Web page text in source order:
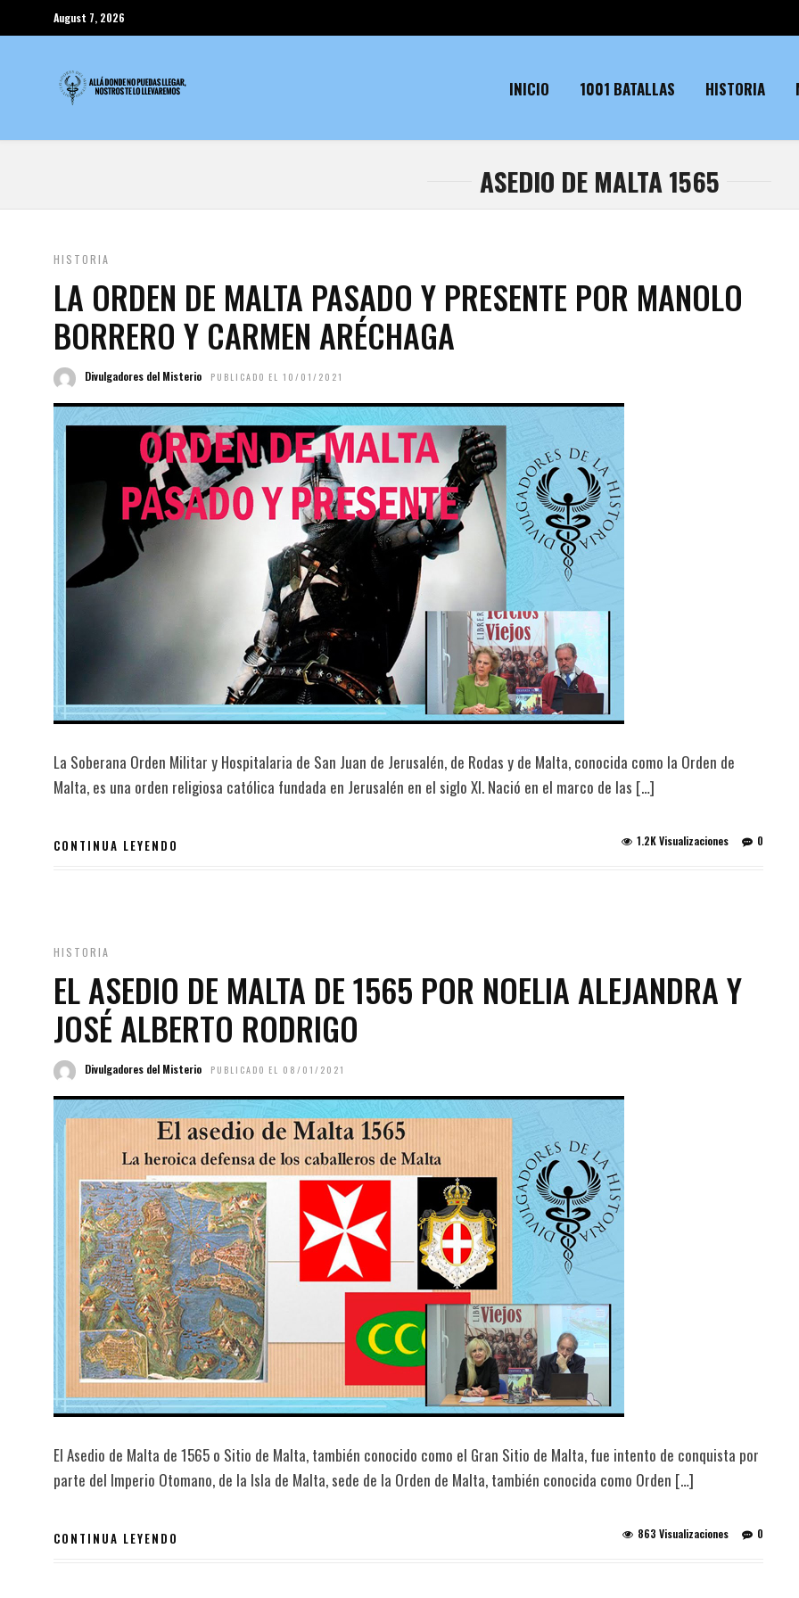
August 7, 2026
INICIO 1001 BATALLAS HISTORIA
ASEDIO DE MALTA 1565
HISTORIA
LA ORDEN DE MALTA PASADO Y PRESENTE POR MANOLO
BORRERO Y CARMEN ARÉCHAGA
Divulgadores del Misterio PUBLICADO EL 10/01/2021
La Soberana Orden Militar y Hospitalaria de San Juan de Jerusalén, de Rodas y de Malta, conocida como la Orden de
Malta, es una orden religiosa católica fundada en Jerusalén en el siglo XI. Nació en el marco de las […]
CONTINUA LEYENDO 0
1.2K Visualizaciones
HISTORIA
EL ASEDIO DE MALTA DE 1565 POR NOELIA ALEJANDRA Y
JOSÉ ALBERTO RODRIGO
Divulgadores del Misterio PUBLICADO EL 08/01/2021
El Asedio de Malta de 1565 o Sitio de Malta, también conocido como el Gran Sitio de Malta, fue intento de conquista por
parte del Imperio Otomano, de la Isla de Malta, sede de la Orden de Malta, también conocida como Orden […]
CONTINUA LEYENDO 0
863 Visualizaciones